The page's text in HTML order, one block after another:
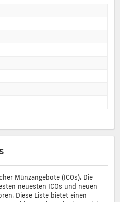
Münzangebote (ICOs). Die
neuesten ICOs und neuen
Diese Liste bietet einen